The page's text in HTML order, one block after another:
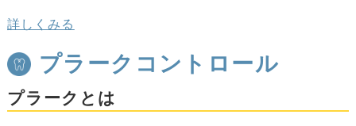
詳しくみる
プラークコントロール
プラークとは